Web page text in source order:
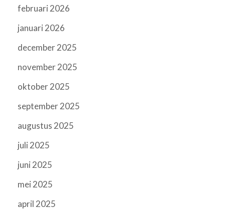
februari 2026
januari 2026
december 2025
november 2025
oktober 2025
september 2025
augustus 2025
juli 2025
juni 2025
mei 2025
april 2025